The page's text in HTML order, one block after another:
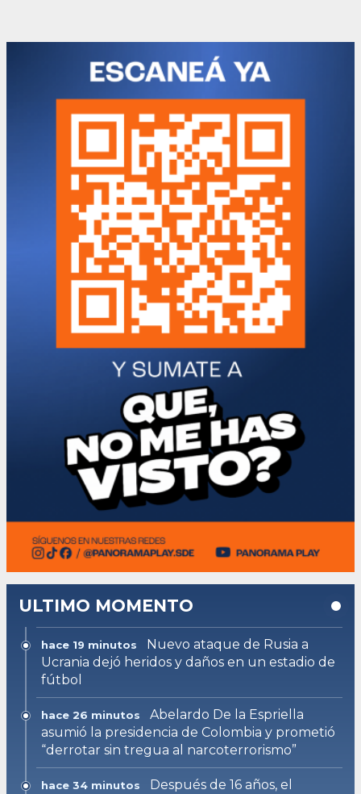
ULTIMO MOMENTO
hace 19 minutos
Nuevo ataque de Rusia a
Ucrania dejó heridos y daños en un estadio de
fútbol
hace 26 minutos
Abelardo De la Espriella
asumió la presidencia de Colombia y prometió
“derrotar sin tregua al narcoterrorismo”
hace 34 minutos
Después de 16 años, el